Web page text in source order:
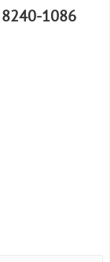
8240-1086